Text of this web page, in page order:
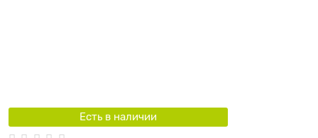
Есть в наличии